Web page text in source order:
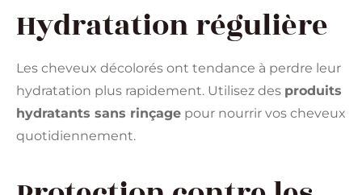
Hydratation régulière
Les cheveux décolorés ont tendance à perdre leur
hydratation plus rapidement. Utilisez des produits
hydratants sans rinçage pour nourrir vos cheveux
quotidiennement.